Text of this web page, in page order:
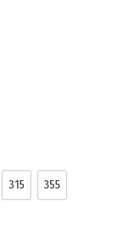
315 355